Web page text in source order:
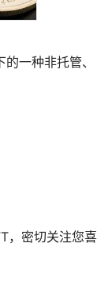
一种非托管、
，密切关注您喜